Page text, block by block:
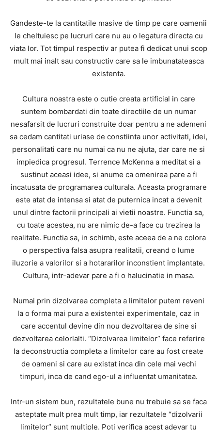
Gandeste-te la cantitatile masive de timp pe care oamenii
le cheltuiesc pe lucruri care nu au o legatura directa cu
viata lor. Tot timpul respectiv ar putea fi dedicat unui scop
mult mai inalt sau constructiv care sa le imbunatateasca
existenta.
Cultura noastra este o cutie creata artificial in care
suntem bombardati din toate directiile de un numar
nesafarsit de lucruri construite doar pentru a ne ademeni
sa cedam cantitati uriase de constiinta unor activitati, idei,
personalitati care nu numai ca nu ne ajuta, dar care ne si
impiedica progresul. Terrence McKenna a meditat si a
sustinut aceasi idee, si anume ca omenirea pare a fi
incatusata de programarea culturala. Aceasta programare
este atat de intensa si atat de puternica incat a devenit
unul dintre factorii principali ai vietii noastre. Functia sa,
cu toate acestea, nu are nimic de-a face cu trezirea la
realitate. Functia sa, in schimb, este aceea de a ne colora
o perspectiva falsa asupra realitatii, creand o lume
iluzorie a valorilor si a hotararilor inconstient implantate.
Cultura, intr-adevar pare a fi o halucinatie in masa.
Numai prin dizolvarea completa a limitelor putem reveni
la o forma mai pura a existentei experimentale, caz in
care accentul devine din nou dezvoltarea de sine si
dezvoltarea celorlalti. “Dizolvarea limitelor” face referire
la deconstructia completa a limitelor care au fost create
de oameni si care au existat inca din cele mai vechi
timpuri, inca de cand ego-ul a influentat umanitatea.
Intr-un sistem bun, rezultatele bune nu trebuie sa se faca
asteptate mult prea mult timp, iar rezultatele “dizolvarii
limitelor” sunt multiple. Poti verifica acest adevar tu